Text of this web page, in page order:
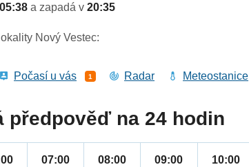
05:38a zapadá v20:35
Nový Vestec:
Počasí u vás 1 Radar Meteostanice
předpověď na 24 hodin
07:00 08:00 09:00 10:00